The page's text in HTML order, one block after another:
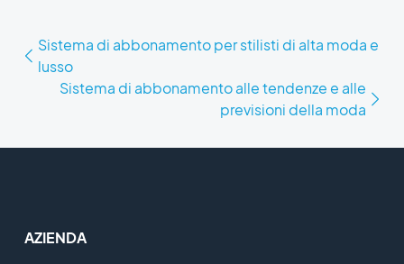
Sistema di abbonamento per stilisti di alta moda e
lusso
Sistema di abbonamento alle tendenze e alle
previsioni della moda
AZIENDA